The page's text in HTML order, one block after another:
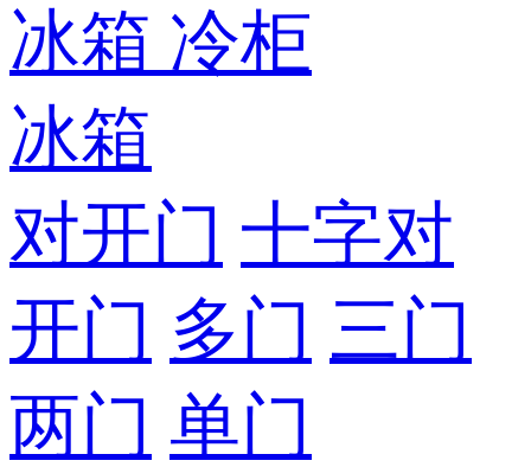
冰箱 冷柜
冰箱
对开门 十字对
开门 多门 三门
两门 单门